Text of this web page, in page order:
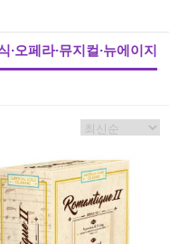
·오페라·뮤지컬·뉴에이지